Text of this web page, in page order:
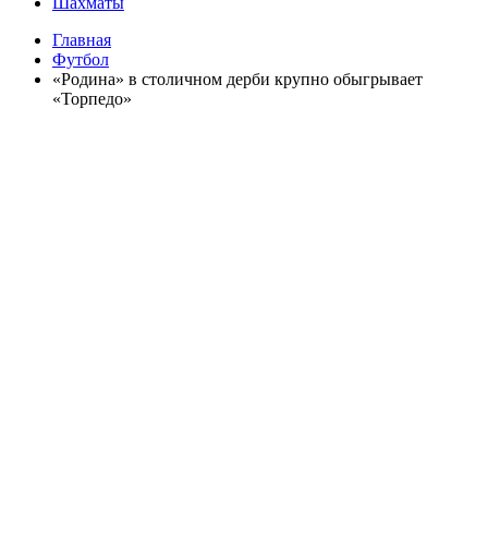
Главная
Футбол
«Родина» в столичном дерби крупно обыгрывает
«Торпедо»